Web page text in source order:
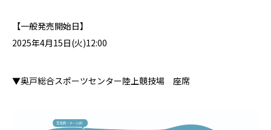
【一般発売開始日】
2025年4月15日(火)12:00
▼奥戸総合スポーツセンター陸上競技場 座席